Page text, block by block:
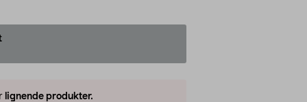
lignende produkter.